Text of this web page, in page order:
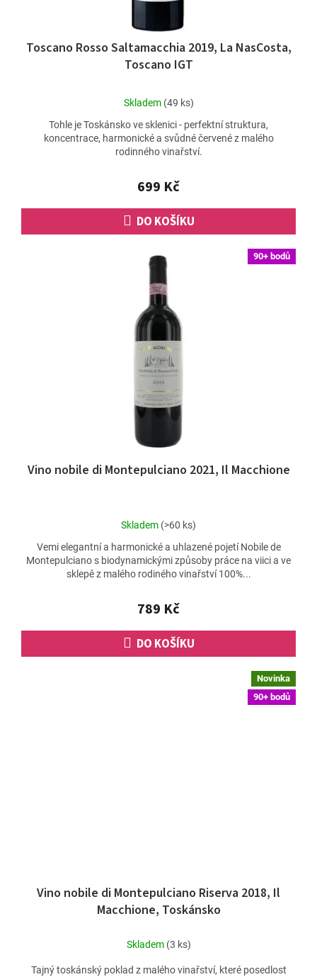
Toscano Rosso Saltamacchia 2019, La NasCosta,
Toscano IGT
Průměrné
produktu
je
5,0
5
hvězdiček.
Skladem (49 ks)
699 Kč
DO KOŠÍKU
Tohle je Toskánsko ve sklenici - perfektní struktura,
koncentrace, harmonické a svůdné červené z malého
rodinného vinařství.
90+ bodů
Vino nobile di Montepulciano 2021, Il Macchione
Průměrné
produktu
je
5,0
5
hvězdiček.
Skladem (>60 ks)
789 Kč
DO KOŠÍKU
Vemi elegantní a harmonické a uhlazené pojetí Nobile de
Montepulciano s biodynamickými způsoby práce na viici a ve
sklepě z malého rodiného vinařství 100%...
Novinka
90+ bodů
Vino nobile di Montepulciano Riserva 2018, Il
Macchione, Toskánsko
Skladem (3 ks)
Tajný toskánský poklad z malého vinařství, které posedlost